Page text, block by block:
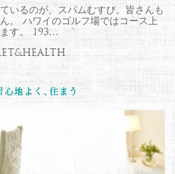
いるのが、スパムむすび。皆さんも
。 ハワイのゴルフ場ではコース上
ます。 193…